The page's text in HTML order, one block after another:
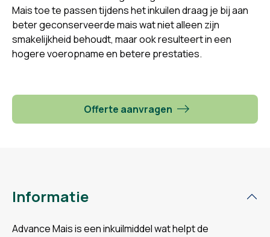
Mais toe te passen tijdens het inkuilen draag je bij aan
beter geconserveerde mais wat niet alleen zijn
smakelijkheid behoudt, maar ook resulteert in een
hogere voeropname en betere prestaties.
Offerte aanvragen
Informatie
Advance Mais is een inkuilmiddel wat helpt de